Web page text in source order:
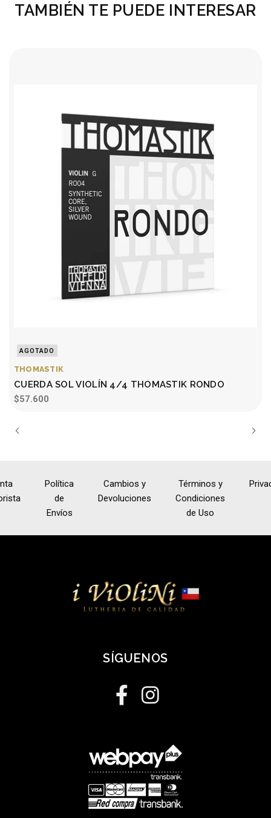
TAMBIÉN TE PUEDE INTERESAR
AGOTADO
THOMASTIK
CUERDA SOL VIOLÍN 4/4 THOMASTIK RONDO
$57.600
Política
de
Envíos
Cambios y
Devoluciones
Términos y
Condiciones
de Uso
SÍGUENOS